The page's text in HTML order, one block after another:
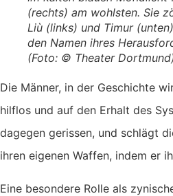
(rechts) am wohlsten. Sie
Liù (links) und Timur
den Namen ihres
(Foto: © Theater
Die Männer, in der Geschichte
hilflos und auf den Erhalt des
dagegen gerissen, und schlägt
ihren eigenen Waffen, indem er
Eine besondere Rolle als